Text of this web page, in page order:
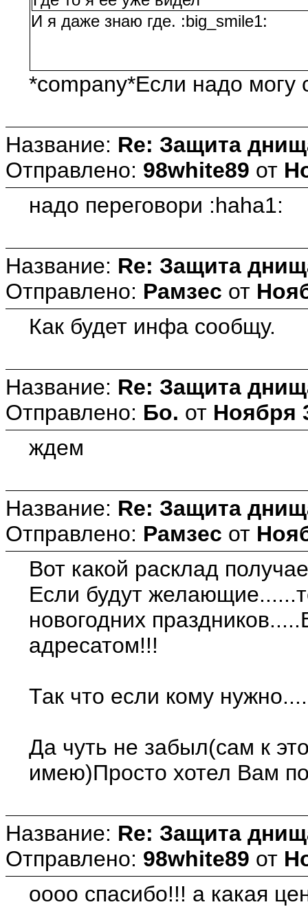
И я даже знаю где. :big_smile1:
*company*Если надо могу
Название: Re: Защита
Отправлено: 98white89 от
надо переговори :haha1:
Название: Re: Защита
Отправлено: Рамзес от
Как будет инфа сообщу.
Название: Re: Защита
Отправлено: Бо. от Ноября
ждем
Название: Re: Защита
Отправлено: Рамзес от
Вот какой расклад
Если будут
новогодних
адресатом!!!
Так что если кому
Да чуть не забыл(сам к
имею)Просто хотел Вам
Название: Re: Защита
Отправлено: 98white89 от
оооо спасибо!!! а какая